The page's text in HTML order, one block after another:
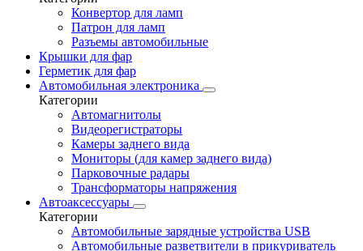
Конвертор для ламп
Патрон для ламп
Разъемы автомобильные
Крышки для фар
Герметик для фар
Автомобильная электроника
Категории
Автомагнитолы
Видеорегистраторы
Камеры заднего вида
Мониторы (для камер заднего вида)
Парковочные радары
Трансформаторы напряжения
Автоаксессуары
Категории
Автомобильные зарядные устройства USB
Автомобильные разветвители в прикуриватель